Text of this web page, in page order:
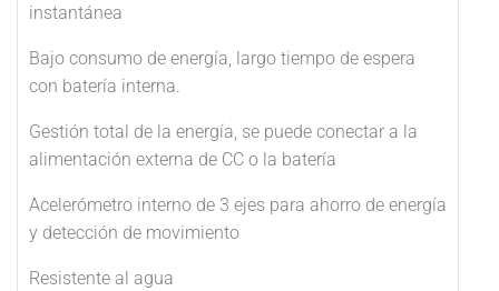
instantánea
Bajo consumo de energía, largo tiempo de espera
con batería interna.
Gestión total de la energía, se puede conectar a la
alimentación externa de CC o la batería
Acelerómetro interno de 3 ejes para ahorro de energía
y detección de movimiento
Resistente al agua